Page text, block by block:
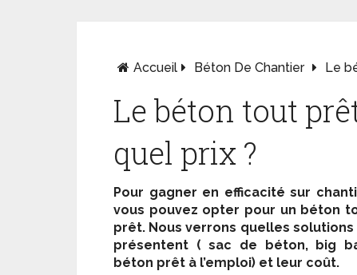
Accueil Béton De Chantier Le
Le béton tout
quel prix ?
Pour gagner en efficacité sur
vous pouvez opter pour un béton
prêt. Nous verrons quelles solutions
présentent ( sac de béton, big
béton prêt à l’emploi) et leur coût.